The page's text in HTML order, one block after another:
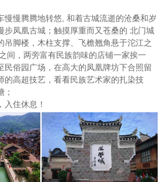
慢慢腾腾地转悠, 和着古城流逝的沧桑和岁
步凤凰古城；触摸厚重而又苍桑的 北门城
吊脚楼，木柱支撑、飞檐翘角悬于沱江之
间，两旁富有民族韵味的店铺一家挨一
民俗园广场，在高大的凤凰牌坊下合照留
的高超技艺，看看民族艺术家的扎染技
；
入住休息！